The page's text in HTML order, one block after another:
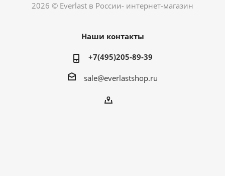
2026 © Everlast в России- интернет-магазин
Наши контакты
+7(495)205-89-39
sale@everlastshop.ru